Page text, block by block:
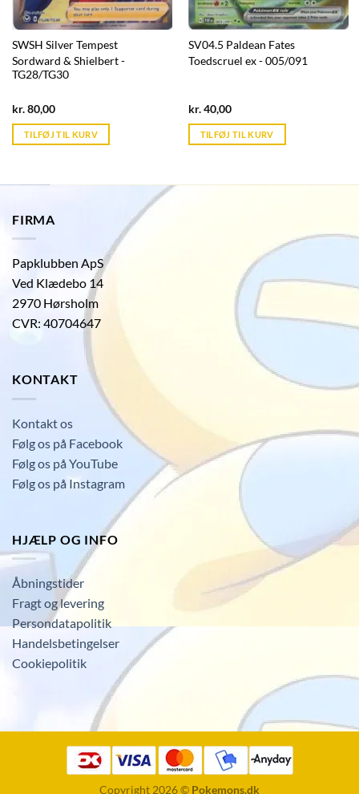
SWSH Silver Tempest
Sordward & Shielbert -
TG28/TG30
kr.80,00Current
is:
kr. 39,95.
TILFØJ TIL KURV
SV04.5 Paldean Fates
Toedscruel ex - 005/091
kr.40,00Current
is:
kr. 39,95.
TILFØJ TIL KURV
FIRMA
Papklubben ApS
Ved Klædebo 14
2970 Hørsholm
CVR: 40704647
KONTAKT
Kontakt os
Følg os på Facebook
Følg os på YouTube
Følg os på Instagram
HJÆLP OG INFO
Åbningstider
Fragt og levering
Persondatapolitik
Handelsbetingelser
Cookiepolitik
Copyright 2026 © Pokemons.dk